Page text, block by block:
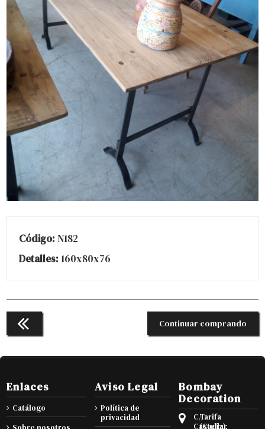
Código: N182
Detalles: 160x80x76
Continuar comprando
Enlaces
Catálogo
Aviso Legal
Política de
privacidad
Bombay
Decoration
C/
Castellar
Tarifa
(Cadiz),